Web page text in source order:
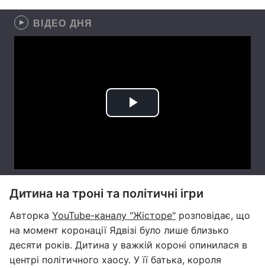
ВІДЕО ДНЯ
Дитина на троні та політичні ігри
Авторка YouTube-каналу "Жісторе" розповідає, що
на момент коронації Ядвізі було лише близько
десяти років. Дитина у важкій короні опинилася в
центрі політичного хаосу. У її батька, короля